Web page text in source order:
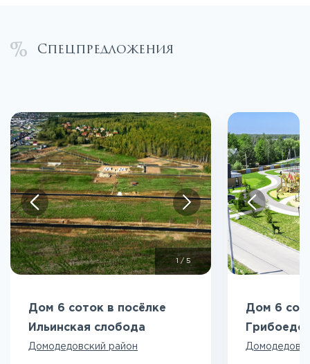
Спецпредложения
/ 5
Дом 6 соток в посёлке
Ильинская слобода
Домодедовский район
Дом 6